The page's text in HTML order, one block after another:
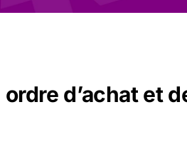
d’achat et